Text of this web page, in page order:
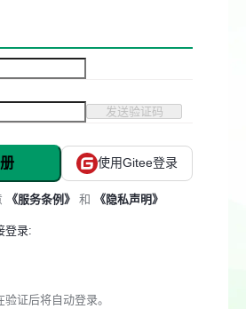
发送验证码
使用Gitee登录
《服务条例》 和 《隐私声明》
登录:
证后将自动登录。